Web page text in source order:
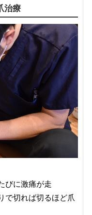
治療
びに激痛が走
で切れば切るほど爪